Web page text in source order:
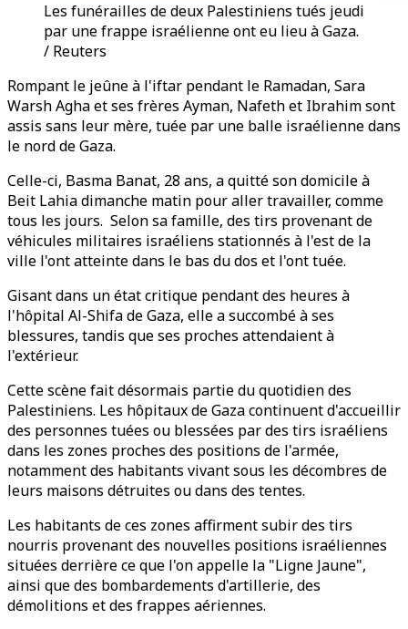
Les funérailles de deux Palestiniens tués jeudi
par une frappe israélienne ont eu lieu à Gaza.
/ Reuters
Rompant le jeûne à l'iftar pendant le Ramadan, Sara
Warsh Agha et ses frères Ayman, Nafeth et Ibrahim sont
assis sans leur mère, tuée par une balle israélienne dans
le nord de Gaza.
Celle-ci, Basma Banat, 28 ans, a quitté son domicile à
Beit Lahia dimanche matin pour aller travailler, comme
tous les jours. Selon sa famille, des tirs provenant de
véhicules militaires israéliens stationnés à l'est de la
ville l'ont atteinte dans le bas du dos et l'ont tuée.
Gisant dans un état critique pendant des heures à
l'hôpital Al-Shifa de Gaza, elle a succombé à ses
blessures, tandis que ses proches attendaient à
l'extérieur.
Cette scène fait désormais partie du quotidien des
Palestiniens. Les hôpitaux de Gaza continuent d'accueillir
des personnes tuées ou blessées par des tirs israéliens
dans les zones proches des positions de l'armée,
notamment des habitants vivant sous les décombres de
leurs maisons détruites ou dans des tentes.
Les habitants de ces zones affirment subir des tirs
nourris provenant des nouvelles positions israéliennes
situées derrière ce que l'on appelle la "Ligne Jaune",
ainsi que des bombardements d'artillerie, des
démolitions et des frappes aériennes.